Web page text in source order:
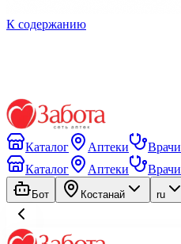
К содержанию
Каталог Аптеки Врачи
Каталог
Аптеки Врачи
Бот Костанай ru